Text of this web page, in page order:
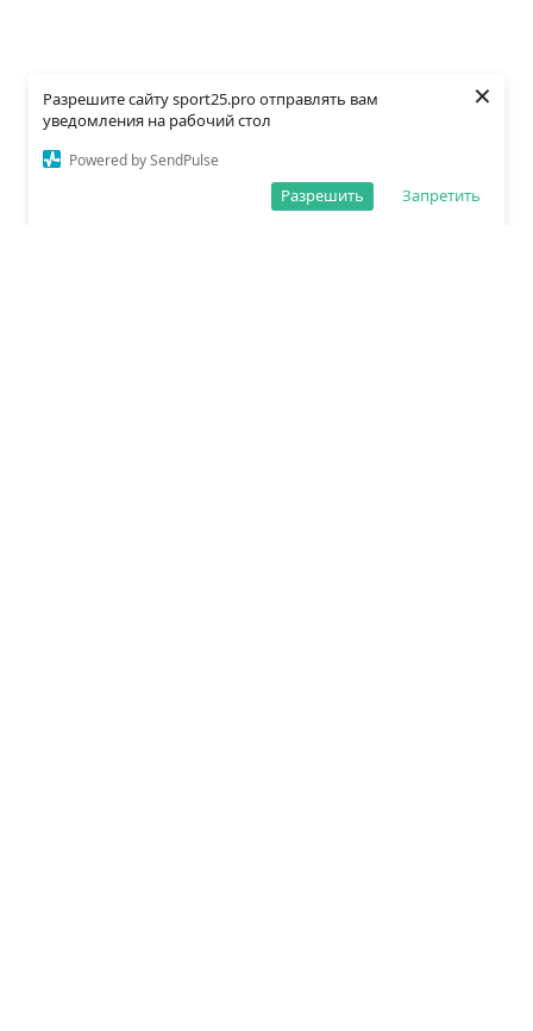
Разрешите сайту sport25.pro отправлять вам
уведомления на рабочий стол
Powered by SendPulse
Запретить
Разрешить
×